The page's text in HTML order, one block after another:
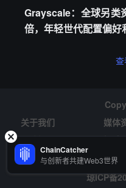
Grayscale：全球另类
倍，年轻世代配置偏好
查
关于我们
媒体
风险提示
招聘
琼ICP备
ChainCatcher
与创新者共建Web3世界